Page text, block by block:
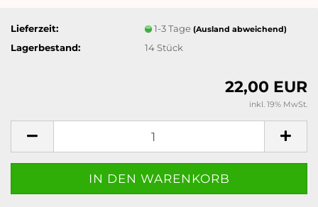
Lieferzeit: 1-3 Tage(Ausland abweichend)
Lagerbestand: 14Stück
22,00 EUR
inkl. 19% MwSt.